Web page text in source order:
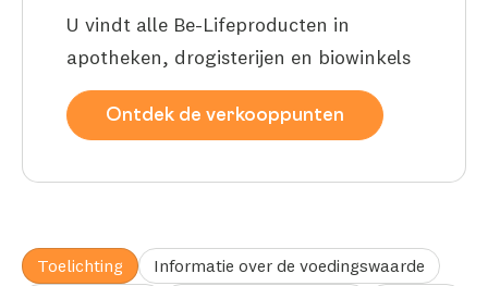
U vindt alle Be-Lifeproducten in
apotheken, drogisterijen en biowinkels
Ontdek de verkooppunten
Toelichting
Informatie over de voedingswaarde